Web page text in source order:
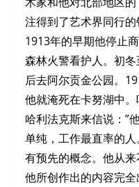
注得到了艺术界同行的
1913年的早期他停止
森林火警看护人。初
后去阿尔贡金公园。
他就淹死在卡努湖中
哈利法克斯来信说：”
单纯，工作最直率的
有预先的概念。他从来
他所创作出的内容完